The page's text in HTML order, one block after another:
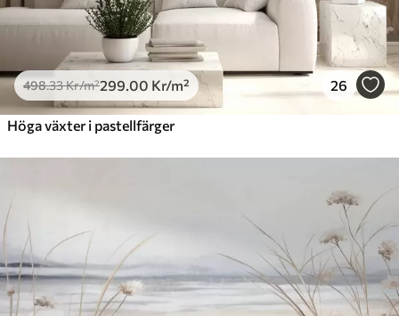
498.33Kr/m²299 .00 Kr/m² 26
Höga växter i pastellfärger